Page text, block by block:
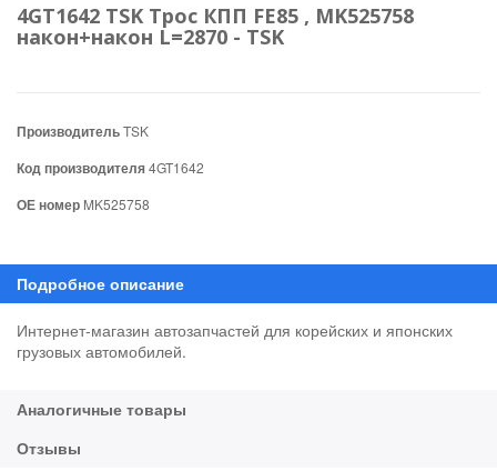
4GT1642 TSK Трос КПП FE85 , MK525758
након+након L=2870 - TSK
ПроизводительTSK
Код производителя4GT1642
ОЕ номер MK525758
Интернет-магазин автозапчастей для корейских и японских
грузовых автомобилей.